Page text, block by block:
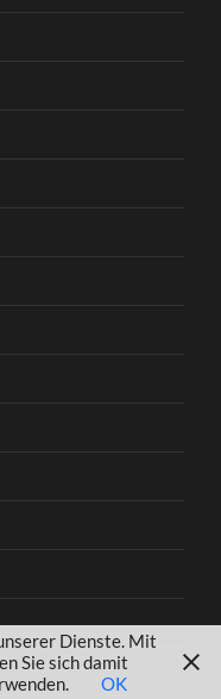
Dienste. Mit
Sie sich damit
OK